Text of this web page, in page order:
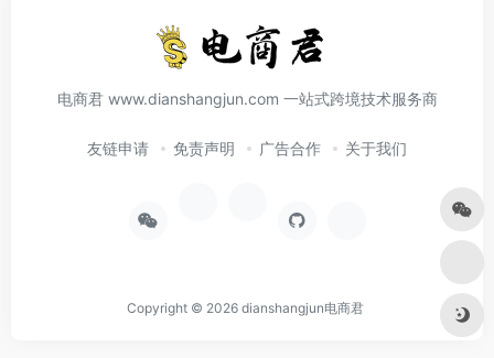
电商君 www.dianshangjun.com 一站式跨境技术服务商
友链申请 免责声明 广告合作 关于我们
Copyright © 2026 dianshangjun电商君